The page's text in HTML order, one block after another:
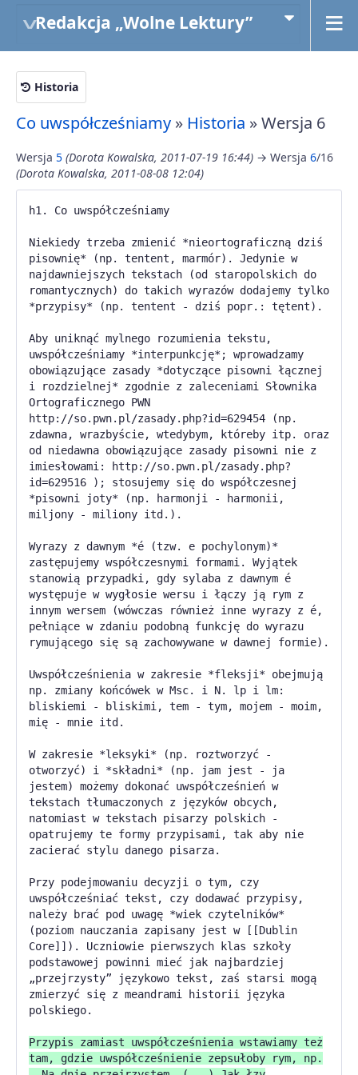
Redakcja „Wolne Lektury”
Historia
Co uwspółcześniamy » Historia » Wersja 6
Wersja 5 (Dorota Kowalska, 2011-07-19 16:44) → Wersja 6/16
(Dorota Kowalska, 2011-08-08 12:04)
h1. Co uwspółcześniamy
Niekiedy trzeba zmienić *nieortograficzną dziś
pisownię* (np. tentent, marmór). Jedynie w
najdawniejszych tekstach (od staropolskich do
romantycznych) do takich wyrazów dodajemy tylko
*przypisy* (np. tentent - dziś popr.: tętent).
Aby uniknąć mylnego rozumienia tekstu,
uwspółcześniamy *interpunkcję*; wprowadzamy
obowiązujące zasady *dotyczące pisowni łącznej
i rozdzielnej* zgodnie z zaleceniami Słownika
Ortograficznego PWN
http://so.pwn.pl/zasady.php?id=629454 (np.
zdawna, wrazbyście, wtedybym, któreby itp. oraz
od niedawna obowiązujące zasady pisowni nie z
imiesłowami: http://so.pwn.pl/zasady.php?
id=629516 ); stosujemy się do współczesnej
*pisowni joty* (np. harmonji - harmonii,
miljony - miliony itd.).
Wyrazy z dawnym *é (tzw. e pochylonym)*
zastępujemy współczesnymi formami. Wyjątek
stanowią przypadki, gdy sylaba z dawnym é
występuje w wygłosie wersu i łączy ją rym z
innym wersem (wówczas również inne wyrazy z é,
pełniące w zdaniu podobną funkcję do wyrazu
rymującego się są zachowywane w dawnej formie).
Uwspółcześnienia w zakresie *fleksji* obejmują
np. zmiany końcówek w Msc. i N. lp i lm:
bliskiemi - bliskimi, tem - tym, mojem - moim,
mię - mnie itd.
W zakresie *leksyki* (np. roztworzyć -
otworzyć) i *składni* (np. jam jest - ja
jestem) możemy dokonać uwspółcześnień w
tekstach tłumaczonych z języków obcych,
natomiast w tekstach pisarzy polskich -
opatrujemy te formy przypisami, tak aby nie
zacierać stylu danego pisarza.
Przy podejmowaniu decyzji o tym, czy
uwspółcześniać tekst, czy dodawać przypisy,
należy brać pod uwagę *wiek czytelników*
(poziom nauczania zapisany jest w [[Dublin
Core]]). Uczniowie pierwszych klas szkoły
podstawowej powinni mieć jak najbardziej
„przejrzysty” językowo tekst, zaś starsi mogą
zmierzyć się z meandrami historii języka
polskiego.
Przypis zamiast uwspółcześnienia wstawiamy też
tam, gdzie uwspółcześnienie zepsułoby rym, np.